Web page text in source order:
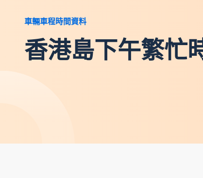
車輛車程時間資料
香港島下午繁忙